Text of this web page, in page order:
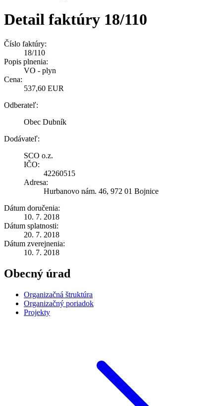
Detail faktúry 18/110
Číslo faktúry:
18/110
Popis plnenia:
VO - plyn
Cena:
537,60 EUR
Odberateľ:
Obec Dubník
Dodávateľ:
SCO o.z.
IČO:
42260515
Adresa:
Hurbanovo nám. 46, 972 01 Bojnice
Dátum doručenia:
10. 7. 2018
Dátum splatnosti:
20. 7. 2018
Dátum zverejnenia:
10. 7. 2018
Obecný úrad
Organizačná štruktúra
Organizačný poriadok
Projekty